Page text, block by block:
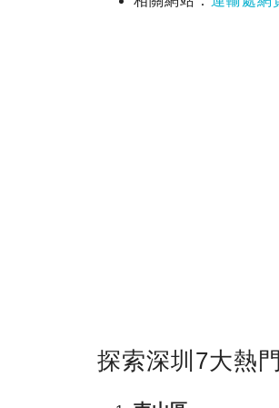
探索深圳7大熱